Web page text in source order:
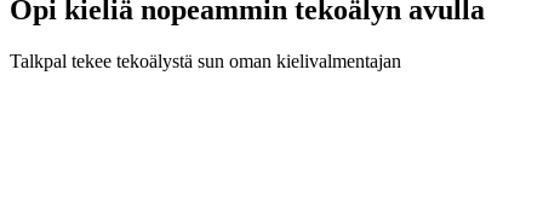
Opi kieliä nopeammin tekoälyn avulla
Talkpal tekee tekoälystä sun oman kielivalmentajan